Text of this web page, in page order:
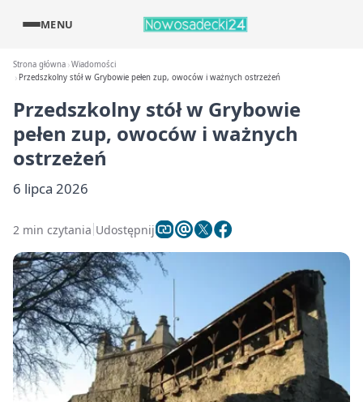
MENU
Strona główna Wiadomości
Przedszkolny stół w Grybowie pełen zup, owoców i ważnych ostrzeżeń
Przedszkolny stół w Grybowie
pełen zup, owoców i ważnych
ostrzeżeń
6 lipca 2026
2 min czytania Udostępnij